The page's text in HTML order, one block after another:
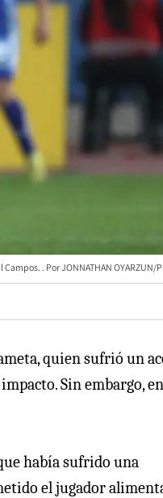
Campos. JONNATHAN OYARZUN/
quien sufrió un
Sin embargo,
había sufrido una
el jugador